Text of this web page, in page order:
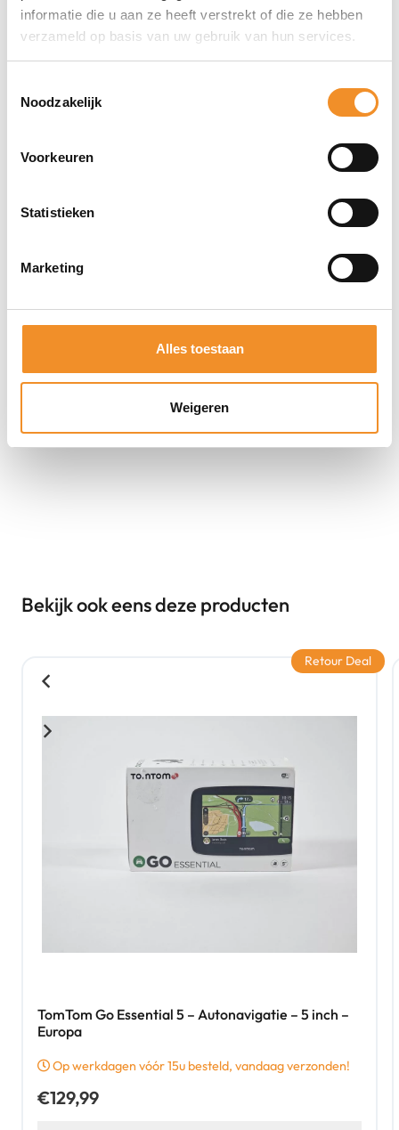
informatie die u aan ze heeft verstrekt of die ze hebben
verzameld op basis van uw gebruik van hun services.
Noodzakelijk
Voorkeuren
Statistieken
Marketing
Alles toestaan
Weigeren
Compacte en stabiele montage dankzij de korte
arm
Verstelbare kogelgewrichten voor optimale
Eenvoudige installatie zonder speciaal
Bekijk ook eens deze producten
TomTom Go Essential 5 – Autonavigatie – 5 inch –
Europa
Op werkdagen vóór 15u besteld, vandaag verzonden!
€129,99
Retour Deal